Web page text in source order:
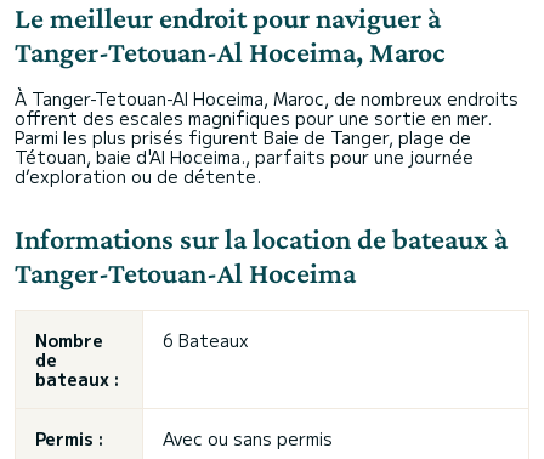
Le meilleur endroit pour naviguer à
Tanger-Tetouan-Al Hoceima, Maroc
À Tanger-Tetouan-Al Hoceima, Maroc, de nombreux endroits
offrent des escales magnifiques pour une sortie en mer.
Parmi les plus prisés figurent Baie de Tanger, plage de
Tétouan, baie d'Al Hoceima., parfaits pour une journée
d’exploration ou de détente.
Informations sur la location de bateaux à
Tanger-Tetouan-Al Hoceima
Nombre
de
bateaux :
6 Bateaux
Permis : Avec ou sans permis